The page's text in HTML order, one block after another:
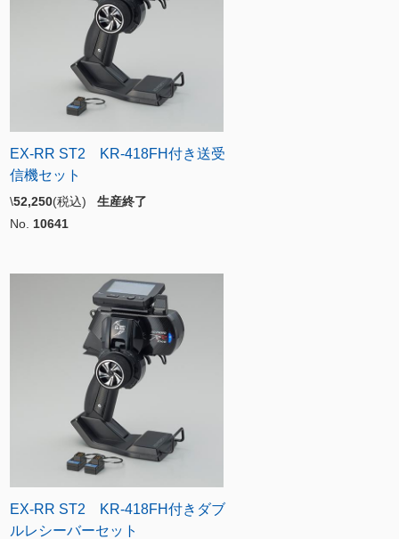
EX-RR ST2 KR-418FH付き送受
信機セット
\52,250(税込) 生産終了
No. 10641
EX-RR ST2 KR-418FH付きダブ
ルレシーバーセット